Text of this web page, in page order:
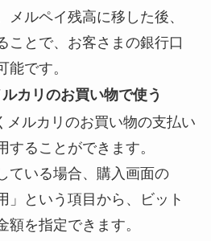
メルペイ残高に移した後、
ことで、お客さまの銀行口
能です。
カリのお買い物で使う
メルカリのお買い物の支払い
することができます。
ている場合、購入画面の
」という項目から、ビット
額を指定できます。